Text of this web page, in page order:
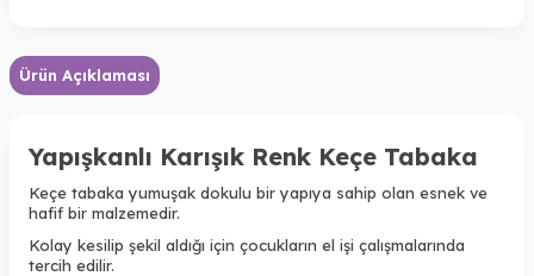
Ürün Açıklaması
Yapışkanlı Karışık Renk Keçe Tabaka
Keçe tabaka yumuşak dokulu bir yapıya sahip olan esnek ve
hafif bir malzemedir.
Kolay kesilip şekil aldığı için çocukların el işi çalışmalarında
tercih edilir.